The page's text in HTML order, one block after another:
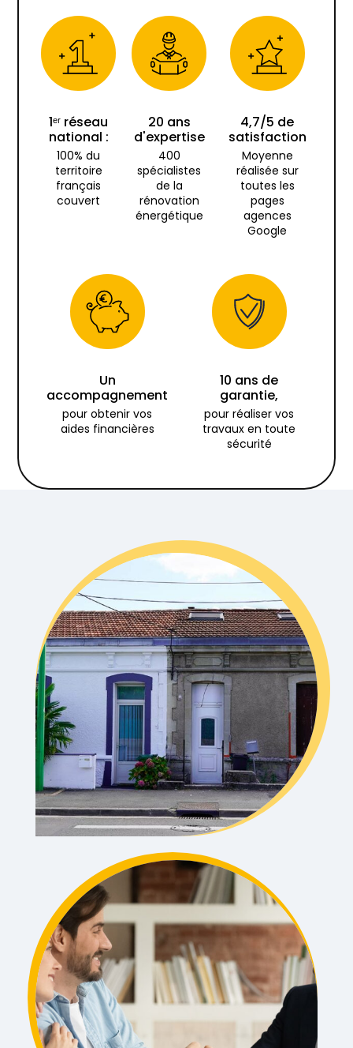
1ᵉʳ réseau
national :
100% du
territoire
français
couvert
20 ans
d'expertise
400
spécialistes
de la
rénovation
énergétique
4,7/5 de
satisfaction
Moyenne
réalisée sur
toutes les
pages
agences
Google
Un
accompagnement
pour obtenir vos
aides financières
10 ans de
garantie,
pour réaliser vos
travaux en toute
sécurité